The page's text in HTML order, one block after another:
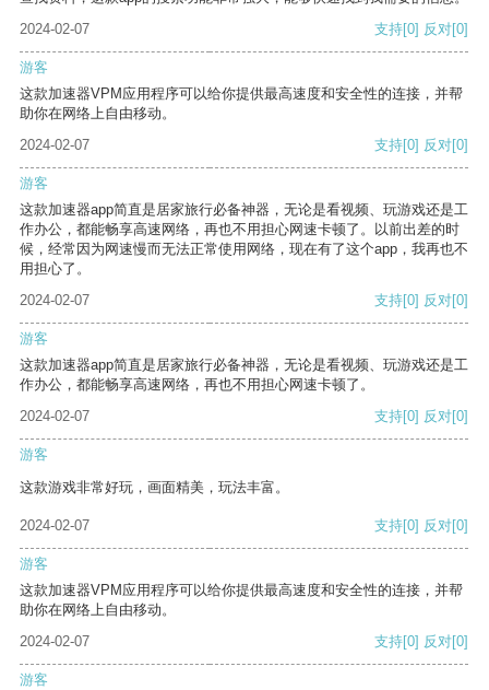
2024-02-07
支持[0] 反对[0]
游客
这款加速器VPM应用程序可以给你提供最高速度和安全性的连接，并帮
助你在网络上自由移动。
2024-02-07
支持[0] 反对[0]
游客
这款加速器app简直是居家旅行必备神器，无论是看视频、玩游戏还是工
作办公，都能畅享高速网络，再也不用担心网速卡顿了。以前出差的时
候，经常因为网速慢而无法正常使用网络，现在有了这个app，我再也不
用担心了。
2024-02-07
支持[0] 反对[0]
游客
这款加速器app简直是居家旅行必备神器，无论是看视频、玩游戏还是工
作办公，都能畅享高速网络，再也不用担心网速卡顿了。
2024-02-07
支持[0] 反对[0]
游客
这款游戏非常好玩，画面精美，玩法丰富。
2024-02-07 支持[0] 反对[0]
游客
这款加速器VPM应用程序可以给你提供最高速度和安全性的连接，并帮
助你在网络上自由移动。
2024-02-07
支持[0] 反对[0]
游客